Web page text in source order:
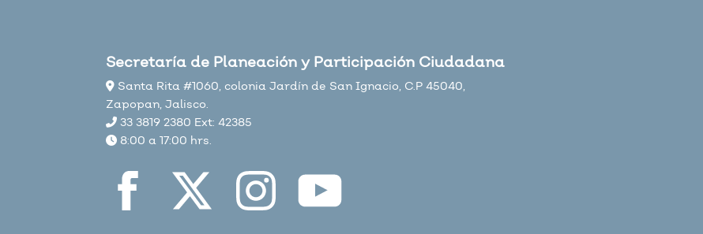
Secretaría de Planeación y Participación Ciudadana
Santa Rita #1060, colonia Jardín de San Ignacio, C.P 45040,
Zapopan, Jalisco.
33 3819 2380 Ext: 42385
8:00 a 17:00 hrs.